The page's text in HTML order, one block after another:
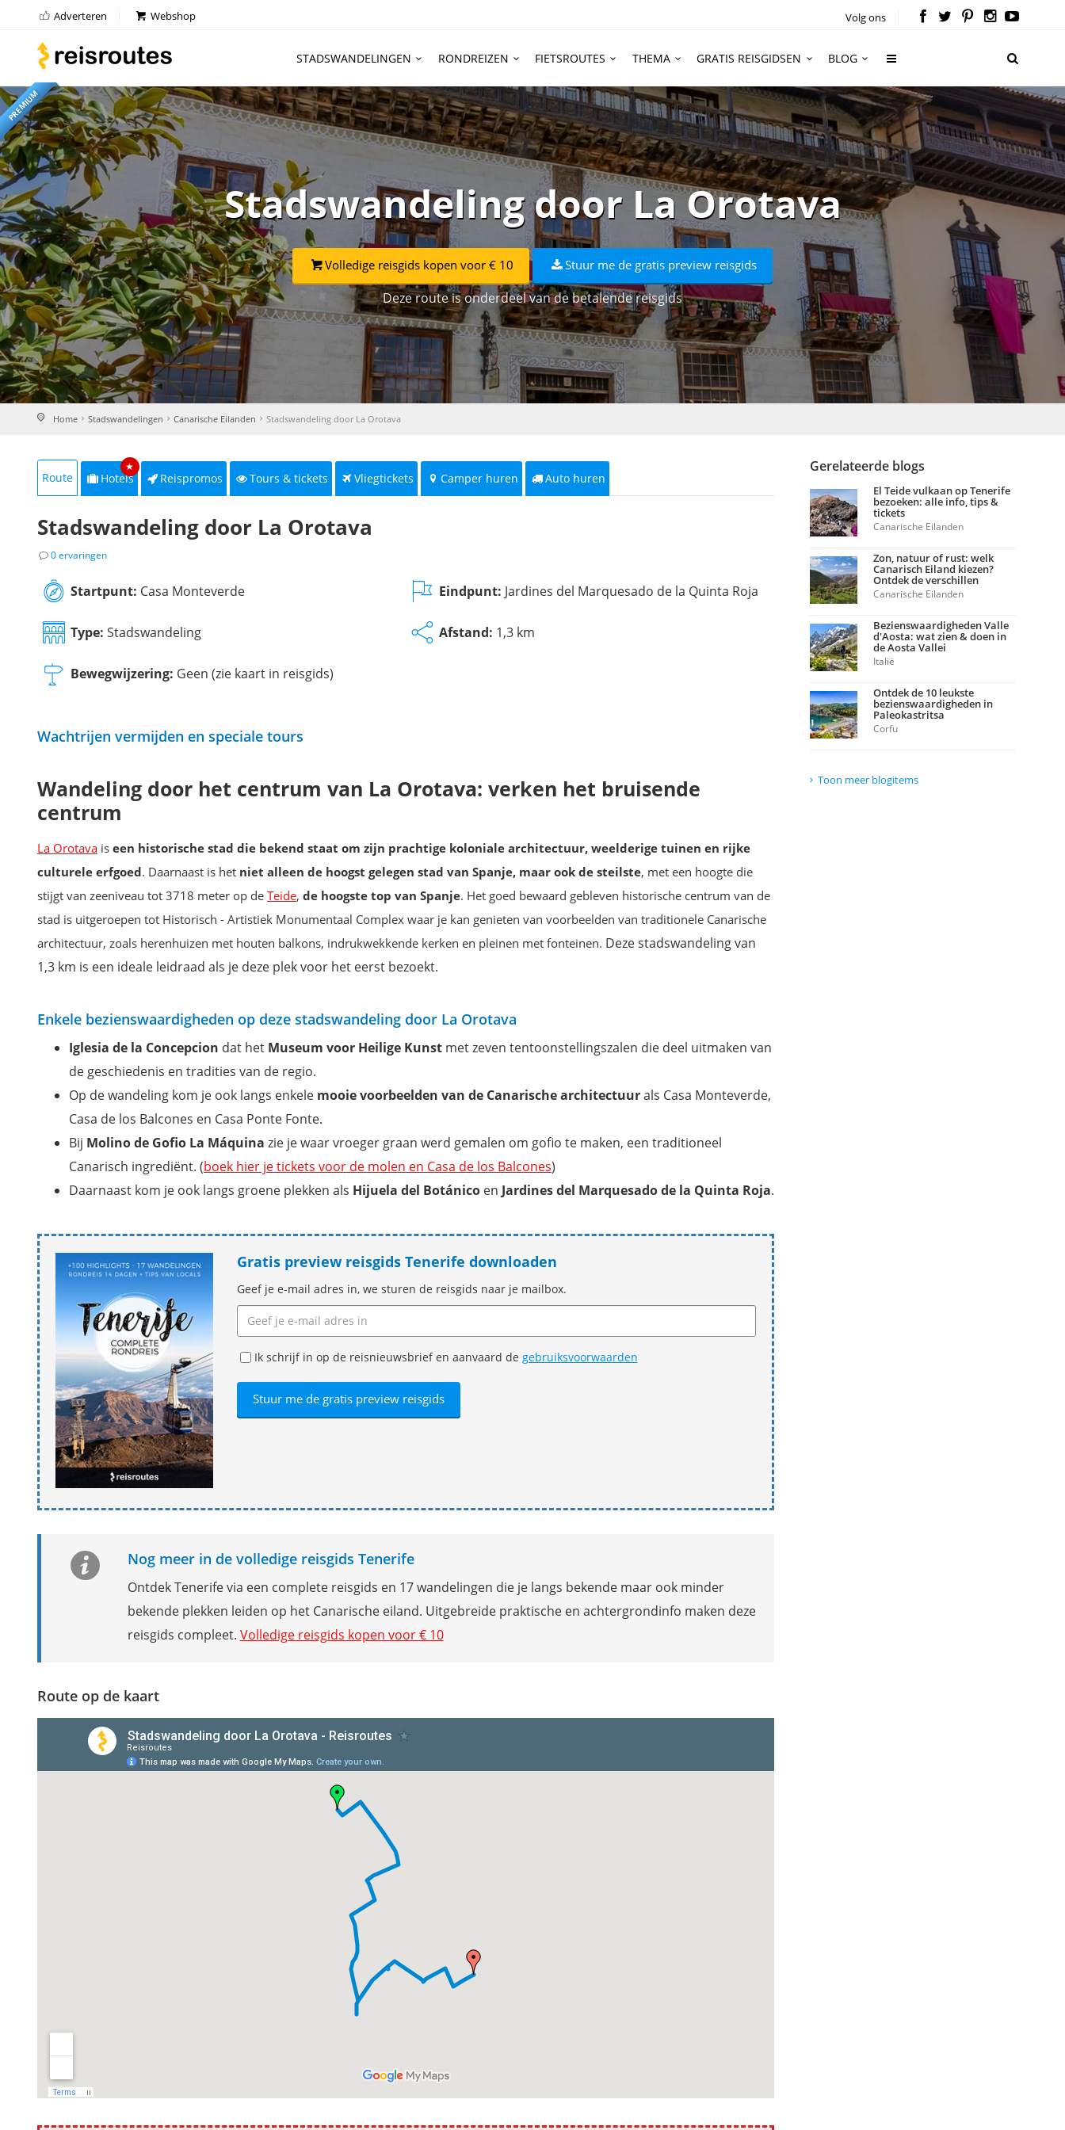
Adverteren Webshop Volg ons
STADSWANDELINGEN RONDREIZEN FIETSROUTES THEMA GRATIS REISGIDSEN BLOG
PREMIUM
Stadswandeling door La Orotava
Volledige reisgids kopen voor € 10 Stuur me de gratis preview reisgids
Deze route is onderdeel van de betalende reisgids
Home Stadswandelingen Canarische Eilanden Stadswandeling door La Orotava
Route Hotels
★
Reispromos Tours & tickets Vliegtickets Camper huren Auto huren
Stadswandeling door La Orotava
0 ervaringen
Startpunt: Casa Monteverde Eindpunt: Jardines del Marquesado de la Quinta Roja
Type: Stadswandeling Afstand: 1,3 km
Bewegwijzering: Geen (zie kaart in reisgids)
Wachtrijen vermijden en speciale tours
Wandeling door het centrum van La Orotava: verken het bruisende
centrum
La Orotava is een historische stad die bekend staat om zijn prachtige koloniale architectuur, weelderige tuinen en rijke
culturele erfgoed. Daarnaast is het niet alleen de hoogst gelegen stad van Spanje, maar ook de steilste, met een hoogte die
stijgt van zeeniveau tot 3718 meter op de Teide, de hoogste top van Spanje. Het goed bewaard gebleven historische centrum van de
stad is uitgeroepen tot Historisch - Artistiek Monumentaal Complex waar je kan genieten van voorbeelden van traditionele Canarische
architectuur, zoals herenhuizen met houten balkons, indrukwekkende kerken en pleinen met fonteinen. Deze stadswandeling van
1,3 km is een ideale leidraad als je deze plek voor het eerst bezoekt.
Enkele bezienswaardigheden op deze stadswandeling door La Orotava
Iglesia de la Concepcion dat het Museum voor Heilige Kunst met zeven tentoonstellingszalen die deel uitmaken van
de geschiedenis en tradities van de regio.
Op de wandeling kom je ook langs enkele mooie voorbeelden van de Canarische architectuurals Casa Monteverde,
Casa de los Balcones en Casa Ponte Fonte.
Bij Molino de Gofio La Máquina zie je waar vroeger graan werd gemalen om gofio te maken, een traditioneel
Canarisch ingrediënt. (boek hier je tickets voor de molen en Casa de los Balcones)
Daarnaast kom je ook langs groene plekken als Hijuela del Botánico en Jardines del Marquesado de la Quinta Roja.
Gratis preview reisgids Tenerife downloaden
Geef je e-mail adres in, we sturen de reisgids naar je mailbox.
Ik schrijf in op de reisnieuwsbrief en aanvaard de gebruiksvoorwaarden
Nog meer in de volledige reisgids Tenerife
Ontdek Tenerife via een complete reisgids en 17 wandelingen die je langs bekende maar ook minder
bekende plekken leiden op het Canarische eiland. Uitgebreide praktische en achtergrondinfo maken deze
reisgids compleet. Volledige reisgids kopen voor € 10
Route op de kaart
Gerelateerde blogs
El Teide vulkaan op Tenerife
bezoeken: alle info, tips &
tickets
Canarische Eilanden
Zon, natuur of rust: welk
Canarisch Eiland kiezen?
Ontdek de verschillen
Canarische Eilanden
Bezienswaardigheden Valle
d'Aosta: wat zien & doen in
de Aosta Vallei
Italië
Ontdek de 10 leukste
bezienswaardigheden in
Paleokastritsa
Corfu
Toon meer blogitems